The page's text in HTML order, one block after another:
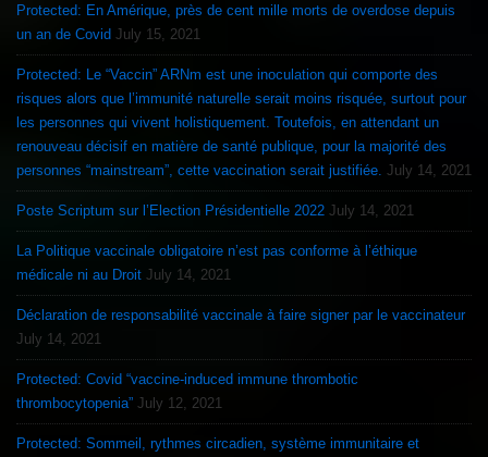
Protected: En Amérique, près de cent mille morts de overdose depuis
un an de Covid July 15, 2021
Protected: Le “Vaccin” ARNm est une inoculation qui comporte des
risques alors que l’immunité naturelle serait moins risquée, surtout pour
les personnes qui vivent holistiquement. Toutefois, en attendant un
renouveau décisif en matière de santé publique, pour la majorité des
personnes “mainstream”, cette vaccination serait justifiée. July 14, 2021
Poste Scriptum sur l’Election Présidentielle 2022 July 14, 2021
La Politique vaccinale obligatoire n’est pas conforme à l’éthique
médicale ni au Droit July 14, 2021
Déclaration de responsabilité vaccinale à faire signer par le vaccinateur
July 14, 2021
Protected: Covid “vaccine-induced immune thrombotic
thrombocytopenia” July 12, 2021
Protected: Sommeil, rythmes circadien, système immunitaire et